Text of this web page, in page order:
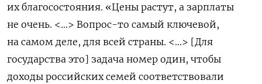
их благосостояния. «Цены растут, а зарплаты
не очень. <…> Вопрос-то самый ключевой,
на самом деле, для всей страны. <…> [Для
государства это] задача номер один, чтобы
доходы российских семей соответствовали